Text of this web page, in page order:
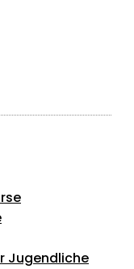
Jugendliche